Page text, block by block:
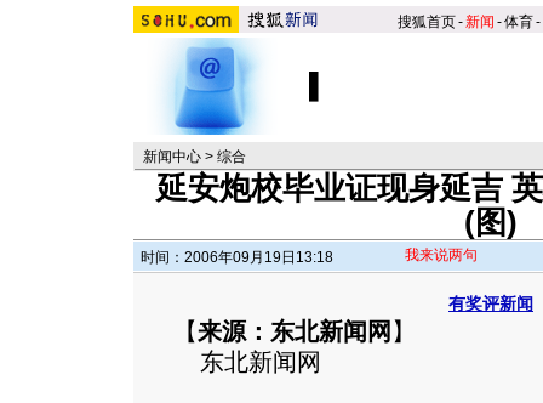
搜狐首页-新闻 -体育-
新闻中心 > 综合
延安炮校毕业证现身延吉
(图)
时间：2006年09月19日13:18 我来说两句
有奖评新闻
【来源：东北新闻网 】
东北新闻网